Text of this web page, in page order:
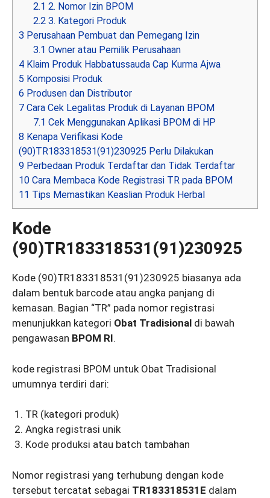
2.1 2. Nomor Izin BPOM
2.2 3. Kategori Produk
3 Perusahaan Pembuat dan Pemegang Izin
3.1 Owner atau Pemilik Perusahaan
4 Klaim Produk Habbatussauda Cap Kurma Ajwa
5 Komposisi Produk
6 Produsen dan Distributor
7 Cara Cek Legalitas Produk di Layanan BPOM
7.1 Cek Menggunakan Aplikasi BPOM di HP
8 Kenapa Verifikasi Kode
(90)TR183318531(91)230925 Perlu Dilakukan
9 Perbedaan Produk Terdaftar dan Tidak Terdaftar
10 Cara Membaca Kode Registrasi TR pada BPOM
11 Tips Memastikan Keaslian Produk Herbal
Kode
(90)TR183318531(91)230925
Kode (90)TR183318531(91)230925 biasanya ada
dalam bentuk barcode atau angka panjang di
kemasan. Bagian “TR” pada nomor registrasi
menunjukkan kategori Obat Tradisional di bawah
pengawasan BPOM RI.
kode registrasi BPOM untuk Obat Tradisional
umumnya terdiri dari:
TR (kategori produk)
Angka registrasi unik
Kode produksi atau batch tambahan
Nomor registrasi yang terhubung dengan kode
tersebut tercatat sebagai TR183318531E dalam